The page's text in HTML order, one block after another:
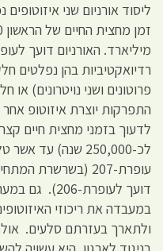
מיליארד. האורניום דועך
רדיואקטיביות בהן נפלטים
פרוטונים ושני נויטרונים)
התפרקות יוצרת איזוטופ
לדעוך בזמני מחצית חיים
דועך לעופרת-
במעבדה את ריכוזי
ולתארך בעזרתם סלעים.